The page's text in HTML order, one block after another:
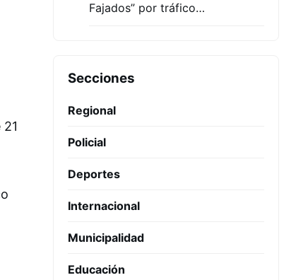
Fajados” por tráfico…
Secciones
Regional
Policial
Deportes
Internacional
Municipalidad
Educación